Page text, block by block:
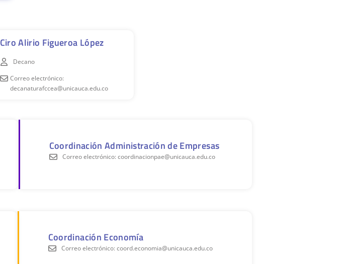
Ciro Alirio Figueroa López
Decano
Correo electrónico:
decanaturafccea@unicauca.edu.co
Coordinación Administración de Empresas
Correo electrónico: coordinacionpae@unicauca.edu.co
Coordinación Economía
Correo electrónico: coord.economia@unicauca.edu.co